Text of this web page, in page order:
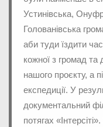
Устинівська,
Голованівська
аби туди їздити
кожної з громад та
нашого проєкту, а
експедиції. У
документальний
потягах